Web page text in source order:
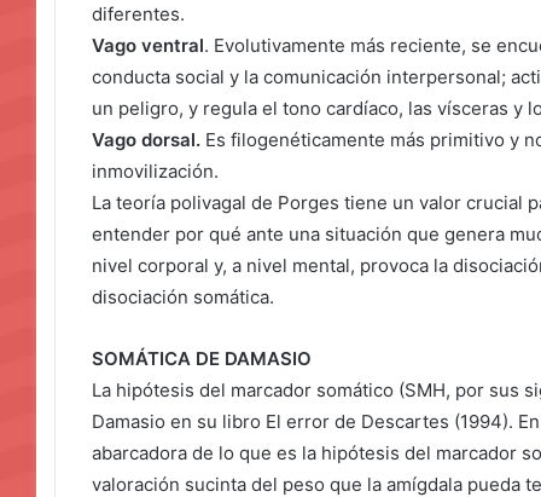
diferentes.
Vago ventral. Evolutivamente más reciente, se
conducta social y la comunicación interpersonal;
un peligro, y regula el tono cardíaco, las vísceras y
Vago dorsal. Es filogenéticamente más primitivo y
inmovilización.
La teoría polivagal de Porges tiene un valor crucial
entender por qué ante una situación que genera
nivel corporal y, a nivel mental, provoca la
disociación somática.
SOMÁTICA DE DAMASIO
La hipótesis del marcador somático (SMH, por sus
Damasio en su libro El error de Descartes (1994).
abarcadora de lo que es la hipótesis del marcador
valoración sucinta del peso que la amígdala pueda